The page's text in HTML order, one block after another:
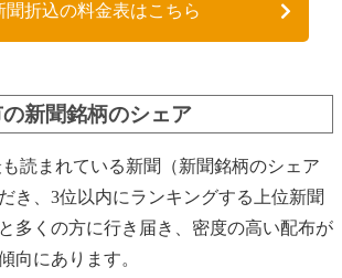
聞折込の料金表はこちら
新聞銘柄のシェア
読まれている新聞（新聞銘柄のシェア
き、3位以内にランキングする上位新聞
多くの方に行き届き、密度の高い配布が
向にあります。